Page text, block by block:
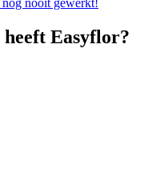
nooit gewerkt!
Easyflor?